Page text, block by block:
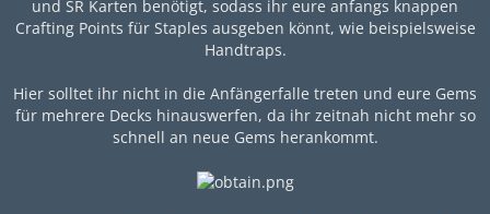
und SR Karten benötigt, sodass ihr eure anfangs knappen
Crafting Points für Staples ausgeben könnt, wie beispielsweise
Handtraps.
Hier solltet ihr nicht in die Anfängerfalle treten und eure Gems
für mehrere Decks hinauswerfen, da ihr zeitnah nicht mehr so
schnell an neue Gems herankommt.